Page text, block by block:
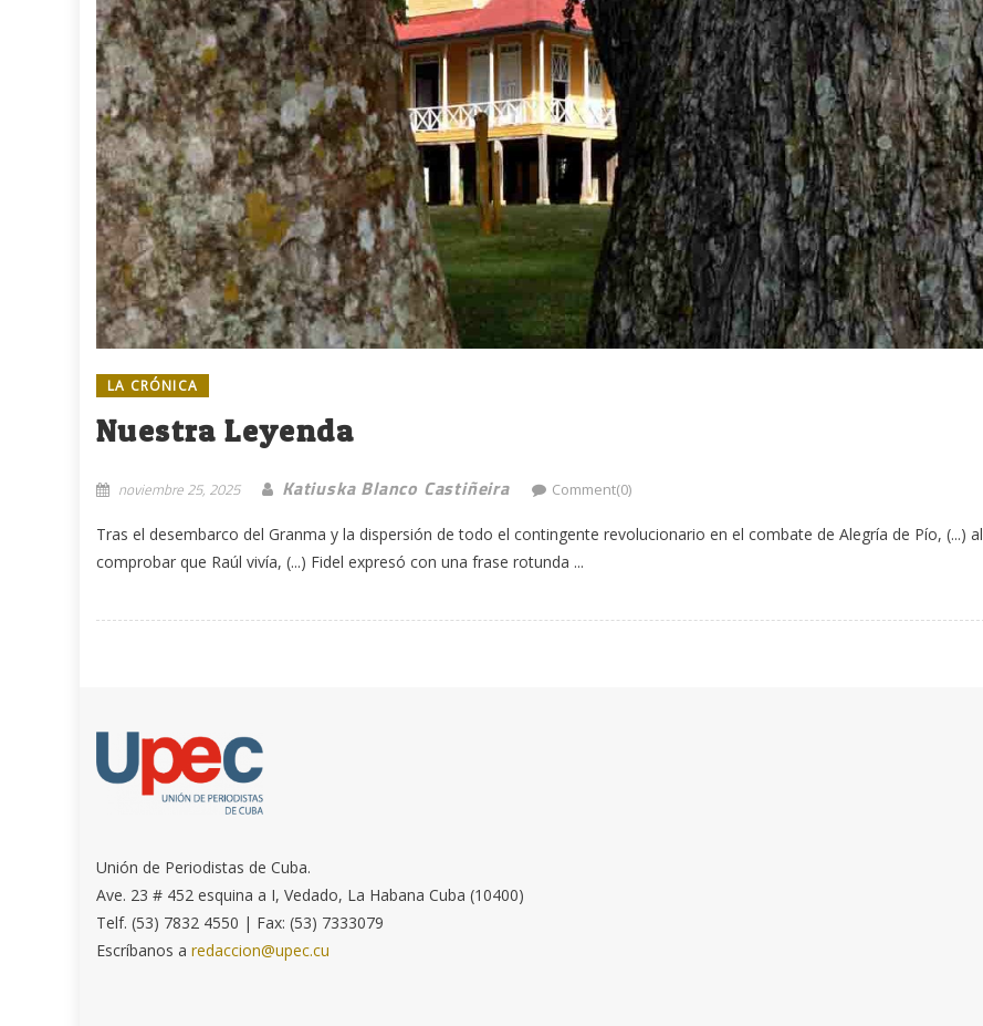
LA CRÓNICA
Nuestra Leyenda
noviembre 25, 2025 Katiuska Blanco Castiñeira Comment(0)
Tras el desembarco del Granma y la dispersión de todo el contingente revolucionario en el combate de Alegría de Pío, (...) al
comprobar que Raúl vivía, (...) Fidel expresó con una frase rotunda ...
Unión de Periodistas de Cuba.
Ave. 23 # 452 esquina a I, Vedado, La Habana Cuba (10400)
Telf. (53) 7832 4550 | Fax: (53) 7333079
Escríbanos aredaccion@upec.cu